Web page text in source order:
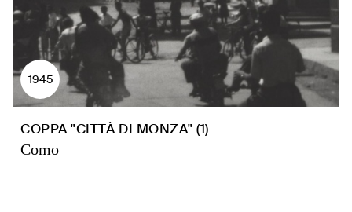
1945
COPPA "CITTÀ DI MONZA" (1)
Como